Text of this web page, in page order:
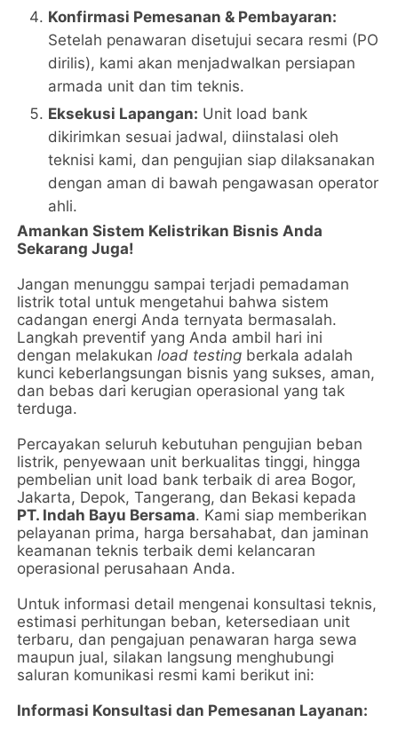
Konfirmasi Pemesanan & Pembayaran:
Setelah penawaran disetujui secara resmi (PO
dirilis), kami akan menjadwalkan persiapan
armada unit dan tim teknis.
Eksekusi Lapangan: Unit load bank
dikirimkan sesuai jadwal, diinstalasi oleh
teknisi kami, dan pengujian siap dilaksanakan
dengan aman di bawah pengawasan operator
ahli.
Amankan Sistem Kelistrikan Bisnis Anda
Sekarang Juga!
Jangan menunggu sampai terjadi pemadaman
listrik total untuk mengetahui bahwa sistem
cadangan energi Anda ternyata bermasalah.
Langkah preventif yang Anda ambil hari ini
dengan melakukanload testing berkala adalah
kunci keberlangsungan bisnis yang sukses, aman,
dan bebas dari kerugian operasional yang tak
terduga.
Percayakan seluruh kebutuhan pengujian beban
listrik, penyewaan unit berkualitas tinggi, hingga
pembelian unit load bank terbaik di area Bogor,
Jakarta, Depok, Tangerang, dan Bekasi kepada
PT. Indah Bayu Bersama. Kami siap memberikan
pelayanan prima, harga bersahabat, dan jaminan
keamanan teknis terbaik demi kelancaran
operasional perusahaan Anda.
Untuk informasi detail mengenai konsultasi teknis,
estimasi perhitungan beban, ketersediaan unit
terbaru, dan pengajuan penawaran harga sewa
maupun jual, silakan langsung menghubungi
saluran komunikasi resmi kami berikut ini:
Informasi Konsultasi dan Pemesanan Layanan: